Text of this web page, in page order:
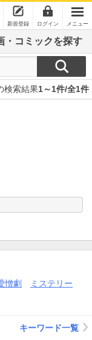
新規登録 ログイン メニュー
・コミックを探す
検索結果1～1件/全1件
憎劇
ミステリー
キーワード一覧